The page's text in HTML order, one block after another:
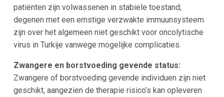
patiënten zijn volwassenen in stabiele toestand;
degenen met een ernstige verzwakte immuunsysteem
zijn over het algemeen niet geschikt voor oncolytische
virus in Turkije vanwege mogelijke complicaties.
Zwangere en borstvoeding gevende status:
Zwangere of borstvoeding gevende individuen zijn niet
geschikt, aangezien de therapie risico’s kan opleveren